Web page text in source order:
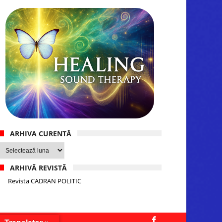
ARHIVA CURENTĂ
Arhiva
curentă
ARHIVĂ REVISTĂ
Revista CADRAN POLITIC